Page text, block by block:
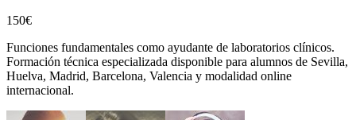
150€
Funciones fundamentales como ayudante de laboratorios clínicos.
Formación técnica especializada disponible para alumnos de Sevilla,
Huelva, Madrid, Barcelona, Valencia y modalidad online
internacional.